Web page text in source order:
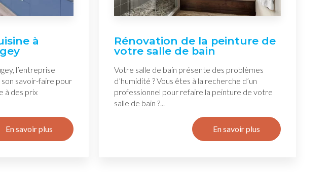
à
l’entreprise
savoir-faire pour
à des prix
En savoir plus
Rénovation de la peinture de
votre salle de bain
Votre salle de bain présente des problèmes
d’humidité ? Vous êtes à la recherche d’un
professionnel pour refaire la peinture de votre
salle de bain ?...
En savoir plus